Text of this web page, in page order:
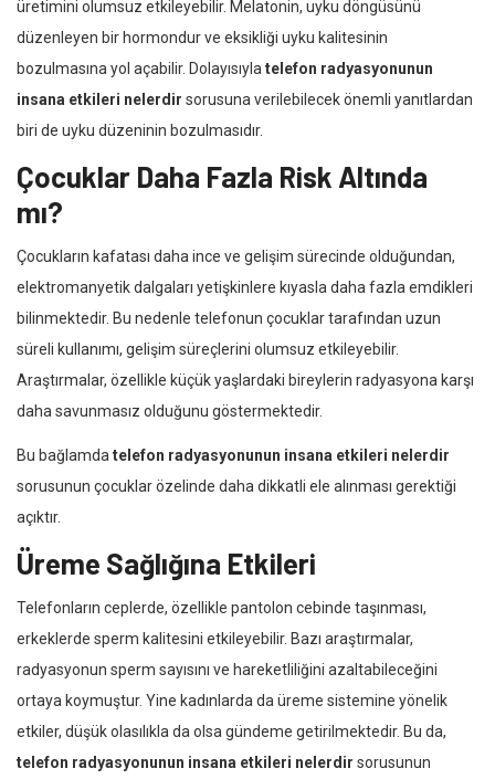
üretimini olumsuz etkileyebilir. Melatonin, uyku döngüsünü
düzenleyen bir hormondur ve eksikliği uyku kalitesinin
bozulmasına yol açabilir. Dolayısıylatelefon radyasyonunun
insana etkileri nelerdir sorusuna verilebilecek önemli yanıtlardan
biri de uyku düzeninin bozulmasıdır.
Çocuklar Daha Fazla Risk Altında
mı?
Çocukların kafatası daha ince ve gelişim sürecinde olduğundan,
elektromanyetik dalgaları yetişkinlere kıyasla daha fazla emdikleri
bilinmektedir. Bu nedenle telefonun çocuklar tarafından uzun
süreli kullanımı, gelişim süreçlerini olumsuz etkileyebilir.
Araştırmalar, özellikle küçük yaşlardaki bireylerin radyasyona karşı
daha savunmasız olduğunu göstermektedir.
Bu bağlamdatelefon radyasyonunun insana etkileri nelerdir
sorusunun çocuklar özelinde daha dikkatli ele alınması gerektiği
açıktır.
Üreme Sağlığına Etkileri
Telefonların ceplerde, özellikle pantolon cebinde taşınması,
erkeklerde sperm kalitesini etkileyebilir. Bazı araştırmalar,
radyasyonun sperm sayısını ve hareketliliğini azaltabileceğini
ortaya koymuştur. Yine kadınlarda da üreme sistemine yönelik
etkiler, düşük olasılıkla da olsa gündeme getirilmektedir. Bu da,
telefon radyasyonunun insana etkileri nelerdir sorusunun